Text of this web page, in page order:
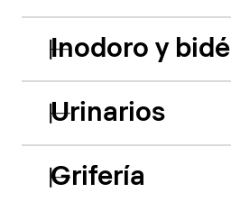
Inodoro y bidé
Urinarios
Grifería